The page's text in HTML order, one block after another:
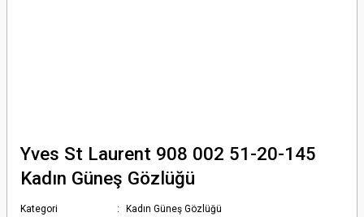
Yves St Laurent 908 002 51-20-145
Kadın Güneş Gözlüğü
Kategori
Kadın Güneş Gözlüğü